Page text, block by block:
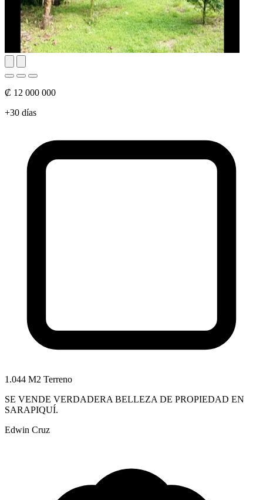
₡ 12 000 000
+30 días
1.044 M2 Terreno
SE VENDE VERDADERA BELLEZA DE PROPIEDAD EN
SARAPIQUÍ.
Edwin Cruz